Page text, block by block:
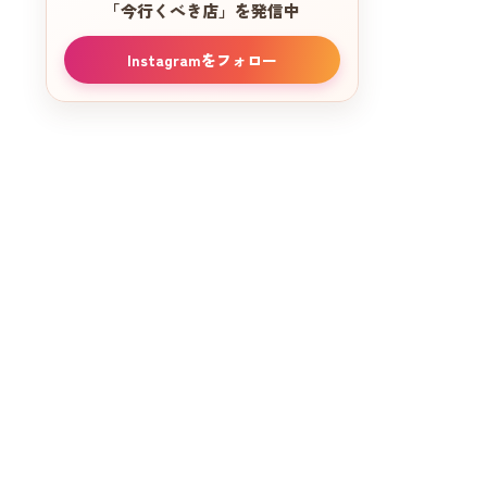
「今行くべき店」を発信中
Instagramをフォロー